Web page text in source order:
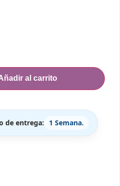
al carrito
de entrega: 1 Semana.